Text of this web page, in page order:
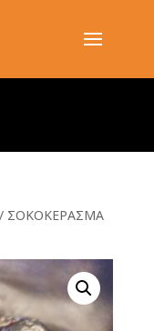
ΣΟΚΟΚΕΡΑΣΜΑ